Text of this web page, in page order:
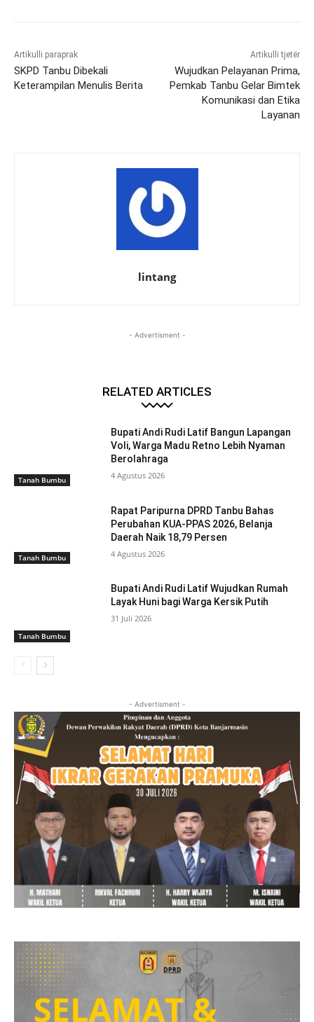
Artikulli paraprak
SKPD Tanbu Dibekali
Keterampilan Menulis Berita
Artikulli tjetër
Wujudkan Pelayanan Prima,
Pemkab Tanbu Gelar Bimtek
Komunikasi dan Etika
Layanan
lintang
- Advertisment -
RELATED ARTICLES
Tanah Bumbu
Bupati Andi Rudi Latif Bangun Lapangan
Voli, Warga Madu Retno Lebih Nyaman
Berolahraga
4 Agustus 2026
Tanah Bumbu
Rapat Paripurna DPRD Tanbu Bahas
Perubahan KUA-PPAS 2026, Belanja
Daerah Naik 18,79 Persen
4 Agustus 2026
Tanah Bumbu
Bupati Andi Rudi Latif Wujudkan Rumah
Layak Huni bagi Warga Kersik Putih
31 Juli 2026
- Advertisment -